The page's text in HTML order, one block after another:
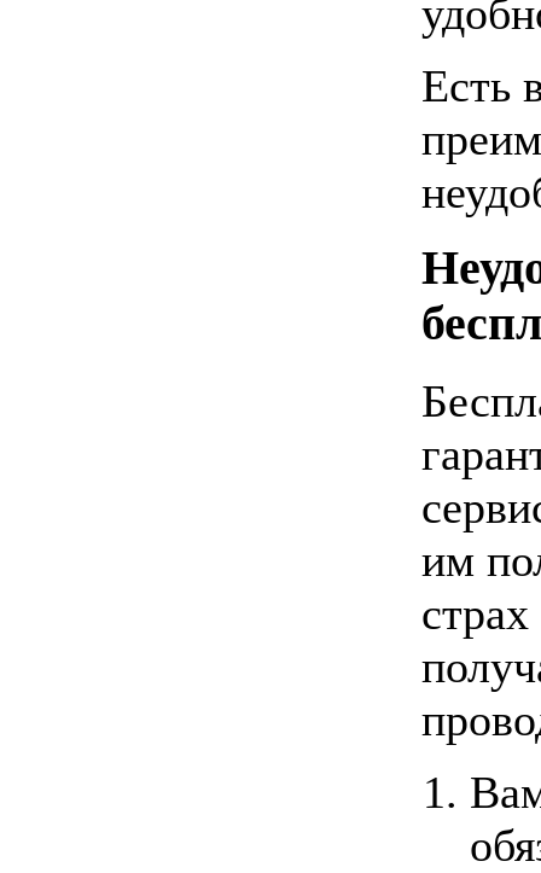
Есть
им